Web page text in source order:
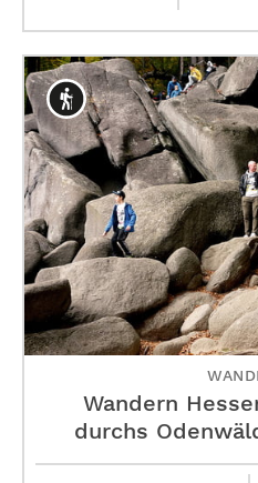
Wandern
durchs